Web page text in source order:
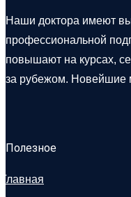
Наши доктора имеют
профессиональной
повышают на курсах,
за рубежом. Новейшие
Полезное
Главная